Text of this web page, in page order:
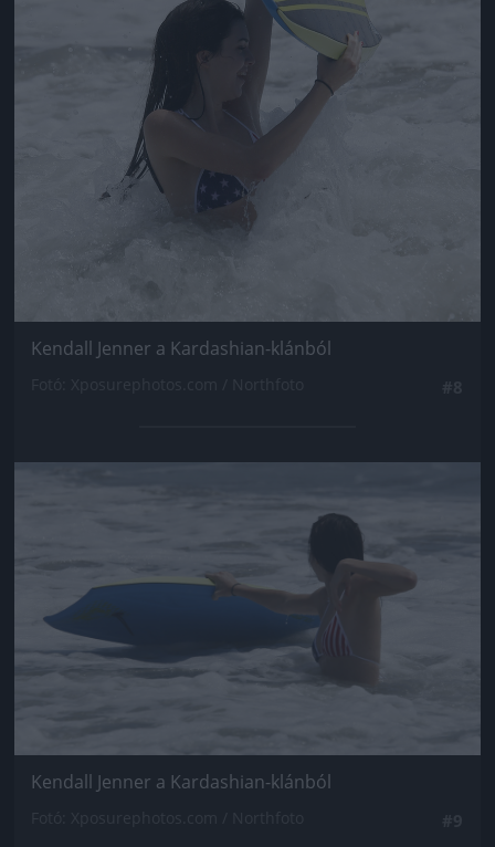
Kendall Jenner a Kardashian-klánból
Kendall Jenner a Kardashian-klánból